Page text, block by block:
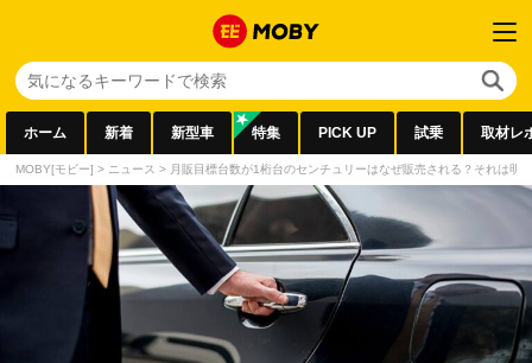
ホーム 新着 新型車 特集 PICK UP 試乗 取材レ
MOBY[モビー] > ニュース > 月販目標台数が1桁台のセンチュリーはなぜ販売される？それは明